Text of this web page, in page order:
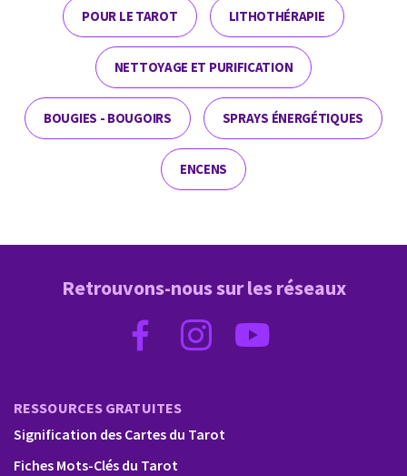
POUR LE TAROT LITHOTHÉRAPIE
NETTOYAGE ET PURIFICATION
BOUGIES - BOUGOIRS SPRAYS ÉNERGÉTIQUES
ENCENS
RESSOURCES GRATUITES
Signification des Cartes du Tarot
Fiches Mots-Clés du Tarot
Retrouvons-nous sur les réseaux